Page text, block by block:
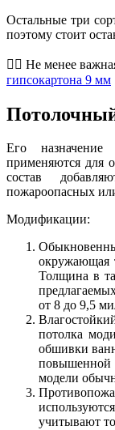
Остальные три
поэтому стоит
👷‍♂️ Не менее
гипсокартона 9 мм
Его
применяются для
состав
пожароопасных
Модификации:
окружающая
Толщина в
от 8 до 9,5
потолка
обшивки
повышенной
модели
учитывают